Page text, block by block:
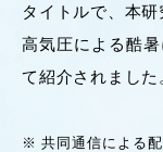
タイトルで、本
高気圧による酷
て紹介されました
※ 共同通信による